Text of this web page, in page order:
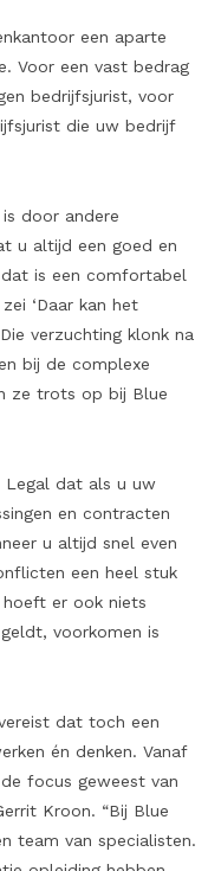
een aparte
Voor een vast bedrag
bedrijfsjurist, voor
die uw bedrijf
door andere
u altijd een goed en
is een comfortabel
‘Daar kan het
verzuchting klonk na
bij de complexe
ze trots op bij Blue
Legal dat als u uw
en contracten
u altijd snel even
een heel stuk
er ook niets
voorkomen is
dat toch een
én denken. Vanaf
focus geweest van
Kroon. “Bij Blue
team van specialisten.